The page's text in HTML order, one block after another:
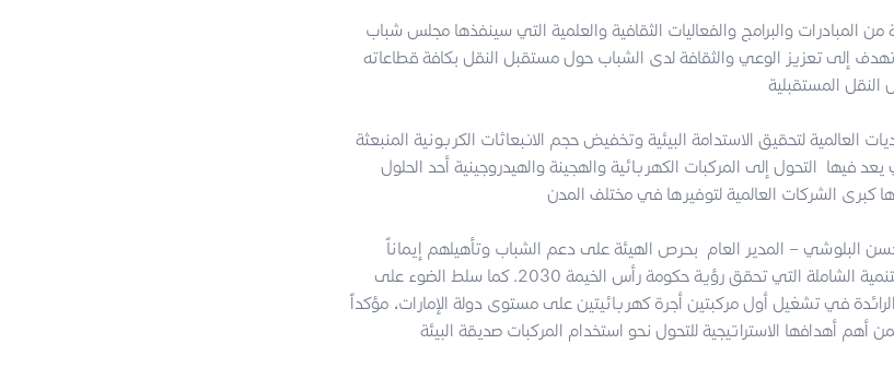
إلى تعزيز الوعي والثقافة لدى الشباب حول مستقبل النقل بكافة قطاعاته
العالمية لتحقيق الاستدامة البيئية وتخفيض حجم الانبعاثات الكربونية المنبعثة
فيها التحول إلى المركبات الكهربائية والهجينة والهيدروجينية أحد الحلول
البلوشي – المدير العام بحرص الهيئة على دعم الشباب وتأهيلهم إيماناً
بأهمية دورهم في تعزيز مسيرة التنمية الشاملة التي تحقق رؤية حكومة رأس الخيمة 2030. كما سلط الضوء على
في تشغيل أول مركبتين أجرة كهربائيتين على مستوى دولة الإمارات، مؤكداً